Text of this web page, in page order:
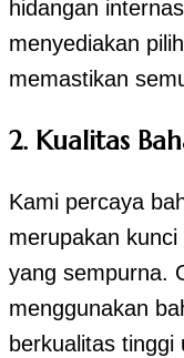
hidangan
menyediakan
memastikan
2. Kualitas
Kami percaya
merupakan
yang sempurna.
menggunakan
berkualitas